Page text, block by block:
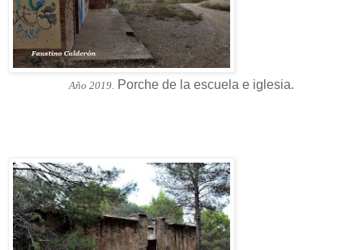
Año 2019. Porche de la escuela e iglesia.